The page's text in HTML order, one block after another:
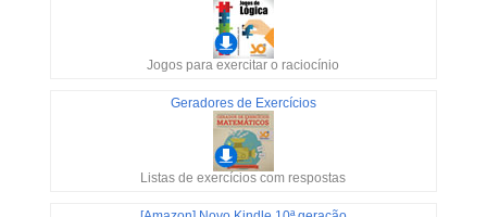
Jogos para exercitar o raciocínio
Geradores de Exercícios
Listas de exercícios com respostas